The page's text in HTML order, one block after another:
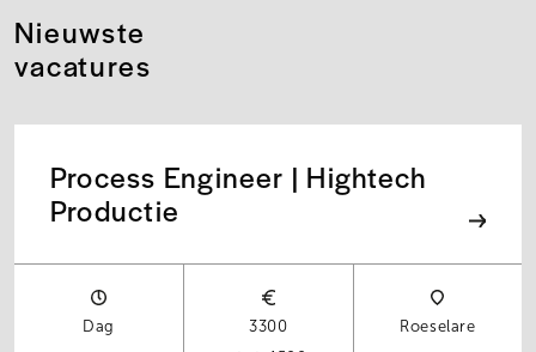
Nieuwste
vacatures
Process Engineer | Hightech
Productie
Dag
3300
Roeselare